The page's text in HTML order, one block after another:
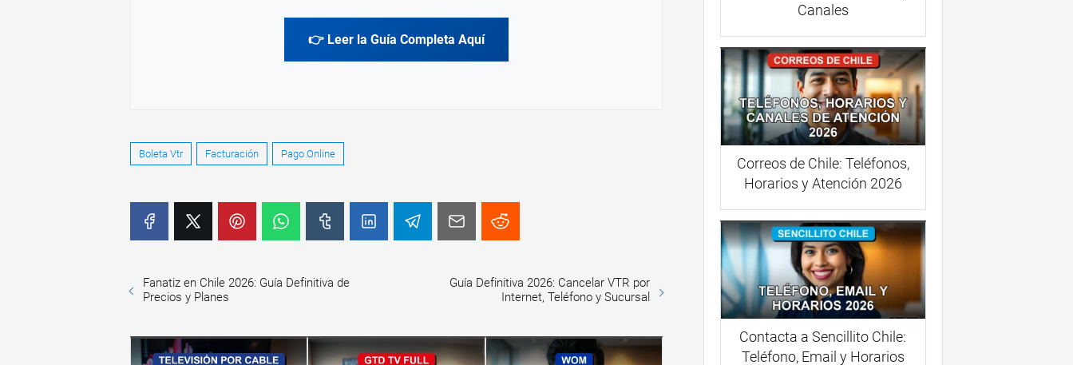
👉 Leer la Guía Completa Aquí
Boleta Vtr Facturación Pago Online
Fanatiz en Chile 2026: Guía Definitiva de
Precios y Planes
Guía Definitiva 2026: Cancelar VTR por
Internet, Teléfono y Sucursal
Canales
Correos de Chile: Teléfonos,
Horarios y Atención 2026
Contacta a Sencillito Chile:
Teléfono, Email y Horarios